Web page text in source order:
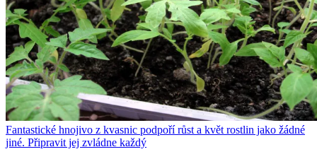
Fantastické hnojivo z kvasnic podpoří růst a květ rostlin jako žádné
jiné. Připravit jej zvládne každý